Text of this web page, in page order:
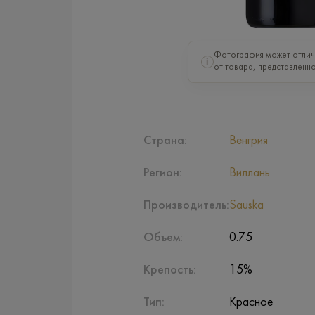
i
Фотография может
от товара,
Страна:
Регион:
Производитель:
Объем:
Крепость:
Тип:
Венгрия
Виллань
Sauska
0.75
15%
Красное